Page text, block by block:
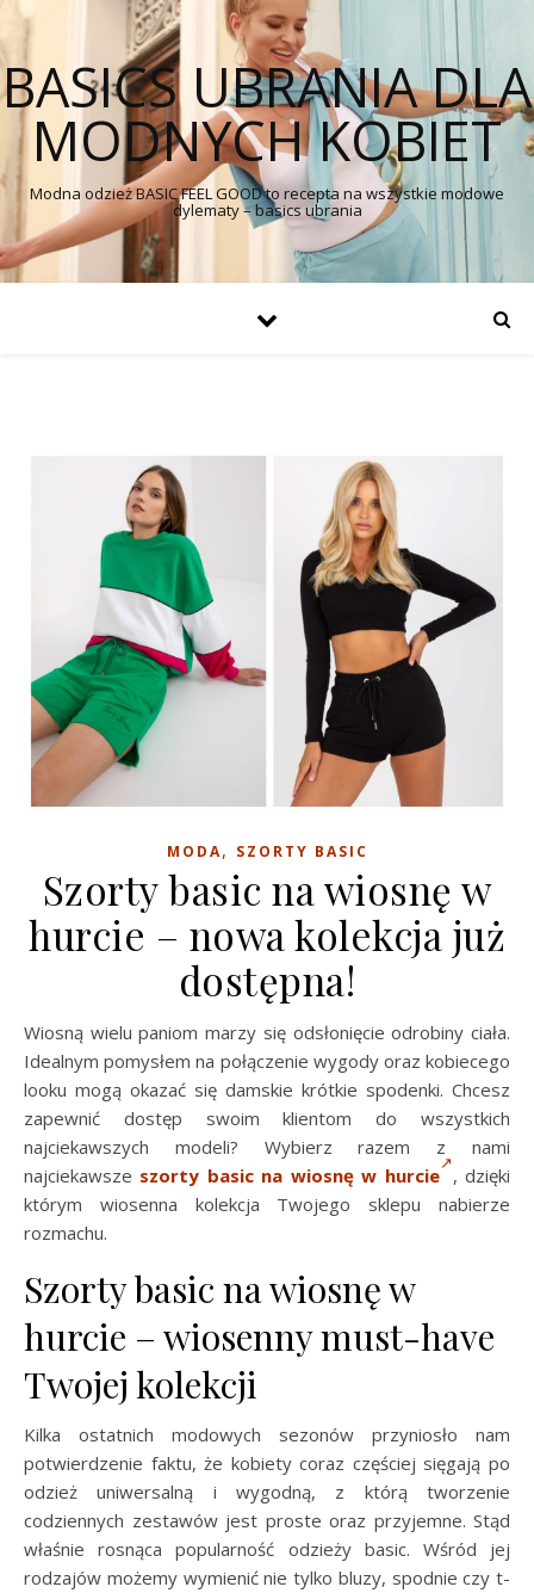
BASICS UBRANIA DLA
MODNYCH KOBIET
Modna odzież BASIC FEEL GOOD to recepta na wszystkie modowe
dylematy – basics ubrania
MODA, SZORTY BASIC
Szorty basic na wiosnę w
hurcie – nowa kolekcja już
dostępna!
Wiosną wielu paniom marzy się odsłonięcie odrobiny ciała.
Idealnym pomysłem na połączenie wygody oraz kobiecego
looku mogą okazać się damskie krótkie spodenki. Chcesz
zapewnić dostęp swoim klientom do wszystkich
najciekawszych modeli? Wybierz razem z nami
najciekawsze szorty basic na wiosnę w hurcie
, dzięki
którym wiosenna kolekcja Twojego sklepu nabierze
rozmachu.
Szorty basic na wiosnę w
hurcie – wiosenny must-have
Twojej kolekcji
Kilka ostatnich modowych sezonów przyniosło nam
potwierdzenie faktu, że kobiety coraz częściej sięgają po
odzież uniwersalną i wygodną, z którą tworzenie
codziennych zestawów jest proste oraz przyjemne. Stąd
właśnie rosnąca popularność odzieży basic. Wśród jej
rodzajów możemy wymienić nie tylko bluzy, spodnie czy t-